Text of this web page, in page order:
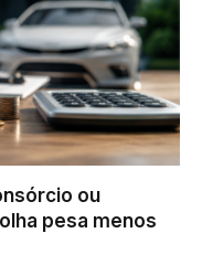
ou
pesa menos